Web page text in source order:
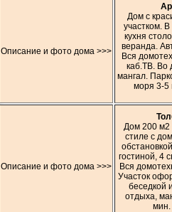
Описание и фото дома >>>
Дом с
участком.
кухня
веранда.
Вся
каб.ТВ. Во
мангал.
моря 3-5
Описание и фото дома >>>
Дом 200 м2
стиле с
гостиной, 4
Вся
Участок
беседкой
отдыха,
мин.